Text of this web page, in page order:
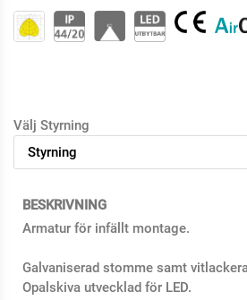
Välj Styrning
BESKRIVNING
Armatur för infällt montage.
Galvaniserad stomme samt
Opalskiva utvecklad för LED.